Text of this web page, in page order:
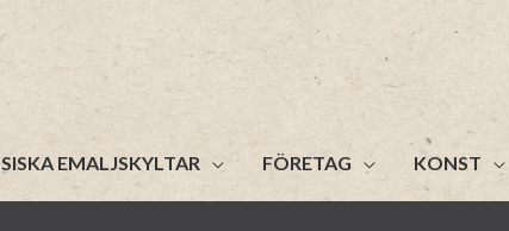
EMALJSKYLTAR FÖRETAG KONST